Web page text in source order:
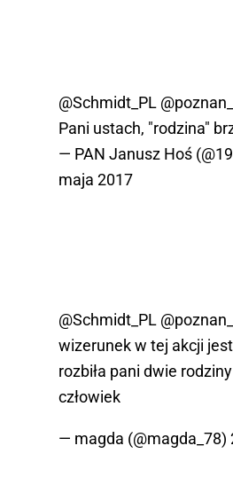
@Schmidt_PL
Pani ustach, "rodzina"
— PAN Janusz Hoś
maja 2017
@Schmidt_PL
wizerunek w tej akcji jest
rozbiła pani dwie
człowiek
— magda (@magda_78)